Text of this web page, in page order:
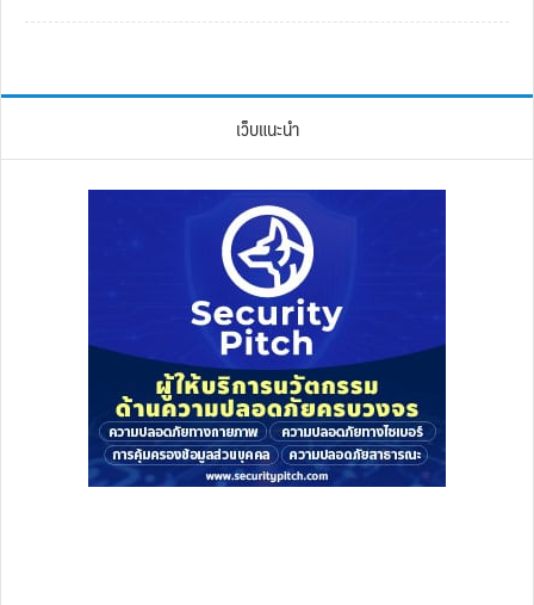
เว็บแนะนำ